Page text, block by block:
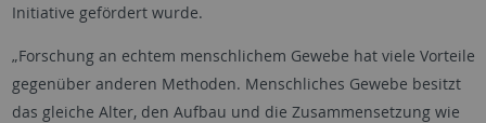
Initiative gefördert wurde.
„Forschung an echtem menschlichem Gewebe hat viele Vorteile
gegenüber anderen Methoden. Menschliches Gewebe besitzt
das gleiche Alter, den Aufbau und die Zusammensetzung wie